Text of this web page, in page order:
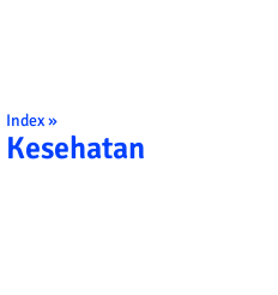
Index »
Kesehatan